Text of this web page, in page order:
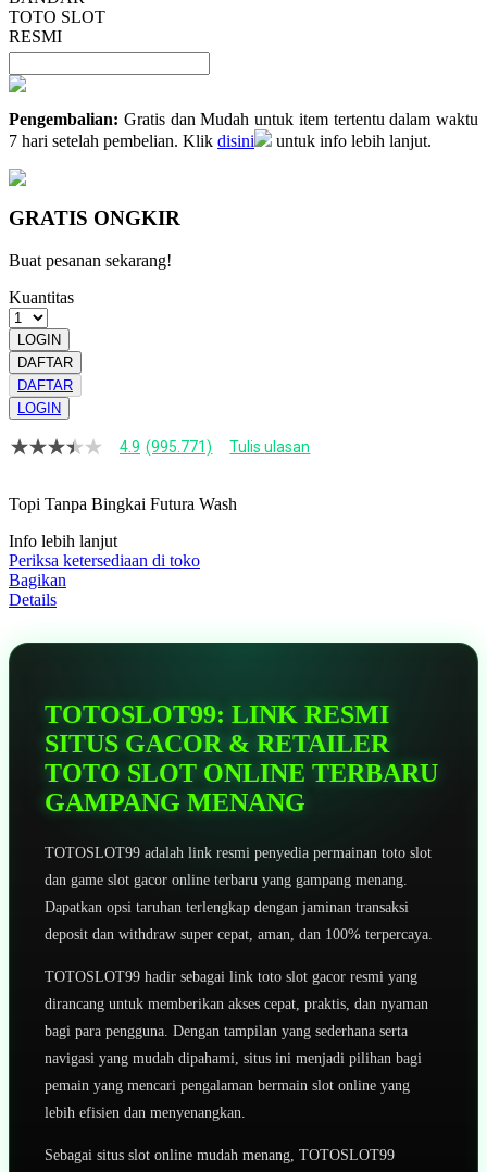
TOTO SLOT
RESMI
Pengembalian: Gratis dan Mudah untuk item tertentu dalam waktu
7 hari setelah pembelian. Klik disini untuk info lebih lanjut.
GRATIS ONGKIR
Buat pesanan sekarang!
Kuantitas
LOGIN
DAFTAR
DAFTAR
LOGIN
4.9
bintang,
rating
rata-
rata.
Read
13
Tautan
4.9 (995.771) Tulis ulasan
Topi Tanpa Bingkai Futura Wash
Info lebih lanjut
Periksa ketersediaan di toko
Bagikan
Details
TOTOSLOT99: LINK RESMI
SITUS GACOR & RETAILER
TOTO SLOT ONLINE TERBARU
GAMPANG MENANG
TOTOSLOT99 adalah link resmi penyedia permainan toto slot
dan game slot gacor online terbaru yang gampang menang.
Dapatkan opsi taruhan terlengkap dengan jaminan transaksi
deposit dan withdraw super cepat, aman, dan 100% terpercaya.
TOTOSLOT99 hadir sebagai link toto slot gacor resmi yang
dirancang untuk memberikan akses cepat, praktis, dan nyaman
bagi para pengguna. Dengan tampilan yang sederhana serta
navigasi yang mudah dipahami, situs ini menjadi pilihan bagi
pemain yang mencari pengalaman bermain slot online yang
lebih efisien dan menyenangkan.
Sebagai situs slot online mudah menang, TOTOSLOT99